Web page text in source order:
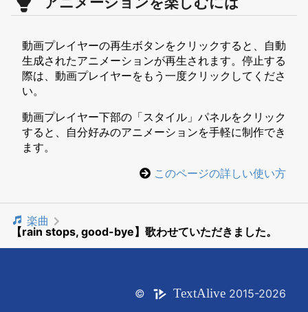
動画プレイヤーの再生ボタンをクリックすると、自動
生成されたアニメーションが再生されます。停止する
際は、動画プレイヤーをもう一度クリックしてくださ
い。
動画プレイヤー下部の「スタイル」パネルをクリック
すると、自分好みのアニメーションを手軽に制作でき
ます。
このページの詳しい使い方
楽曲
【rain stops, good-bye】歌わせていただきました。
© TextAlive 2015-2026